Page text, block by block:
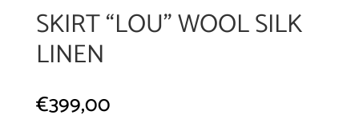
SKIRT “LOU” WOOL SILK
LINEN
€399,00